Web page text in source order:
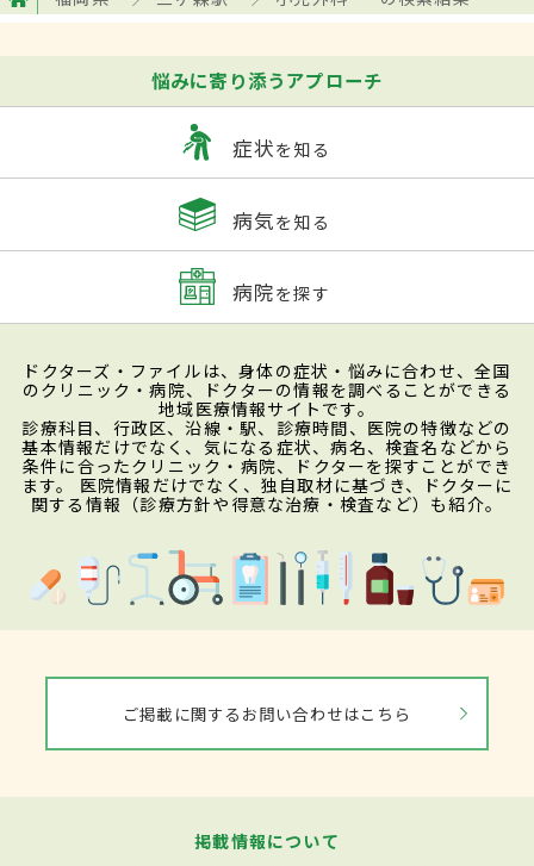
悩みに寄り添うアプローチ
症状を知る
病気を知る
病院を探す
ドクターズ・ファイルは、身体の症状・悩みに合わせ、全国
のクリニック・病院、ドクターの情報を調べることができる
地域医療情報サイトです。
診療科目、行政区、沿線・駅、診療時間、医院の特徴などの
基本情報だけでなく、気になる症状、病名、検査名などから
条件に合ったクリニック・病院、ドクターを探すことができ
ます。 医院情報だけでなく、独自取材に基づき、ドクターに
関する情報（診療方針や得意な治療・検査など）も紹介。
ご掲載に関するお問い合わせはこちら
掲載情報について